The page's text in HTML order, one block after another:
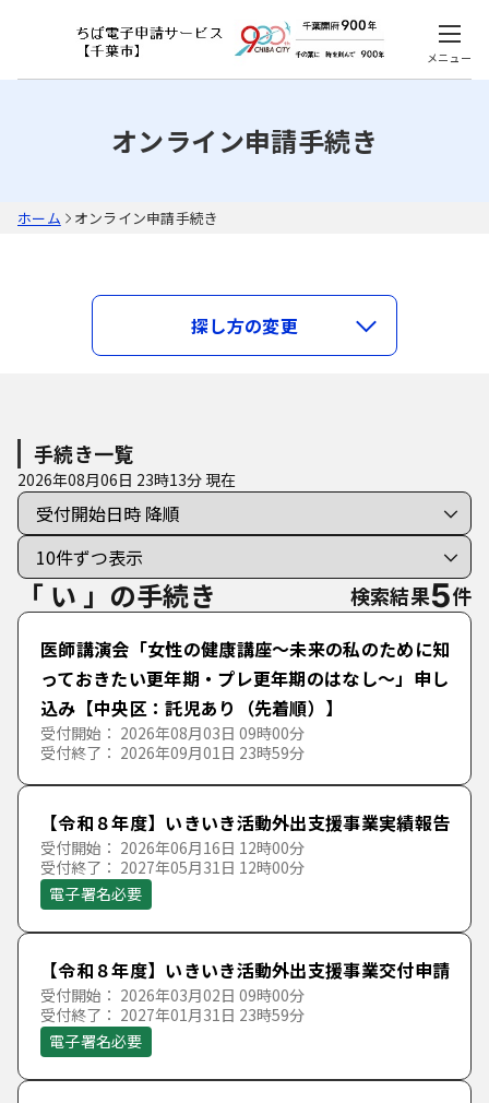
メニュー
オンライン申請手続き
ホーム オンライン申請手続き
キーワードで探す
手続き種別を選択
利用者選択すべての手続き
個人向けの手続き
法人向けの手続き
分類で探す
くらし・地域・手続
各種証明書・手続
くらし・生活・相談
ごみ・リサイクル
上下水道
子育て・教育
保育・教育・健全育成
子育て・家庭
健康・福祉
健康・医療・生活衛生
高齢者福祉
魅力・観光
イベント・観光・市の紹介
しごと・産業
50音で探す
あ行
あ い う
か行
か き く け こ
さ行
さ し す
た行
た ち
な行
探し方の変更
手続き一覧
2026年08月06日 23時13分 現在
「 い 」の手続き 検索結果5件
医師講演会「女性の健康講座～未来の私のために知
っておきたい更年期・プレ更年期のはなし～」申し
込み【中央区：託児あり（先着順）】
受付開始： 2026年08月03日 09時00分
受付終了： 2026年09月01日 23時59分
【令和８年度】いきいき活動外出支援事業実績報告
受付開始： 2026年06月16日 12時00分
受付終了： 2027年05月31日 12時00分
電子署名必要
【令和８年度】いきいき活動外出支援事業交付申請
受付開始： 2026年03月02日 09時00分
受付終了： 2027年01月31日 23時59分
電子署名必要